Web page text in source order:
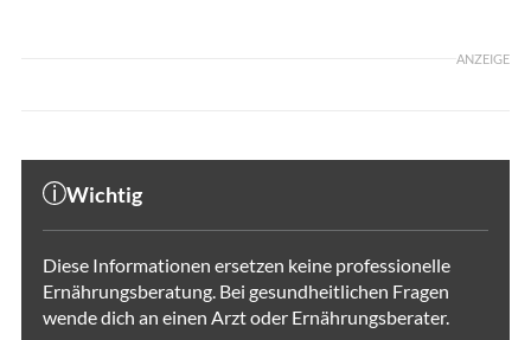
ANZEIGE
Wichtig
Diese Informationen ersetzen keine professionelle
Ernährungsberatung. Bei gesundheitlichen Fragen
wende dich an einen Arzt oder Ernährungsberater.